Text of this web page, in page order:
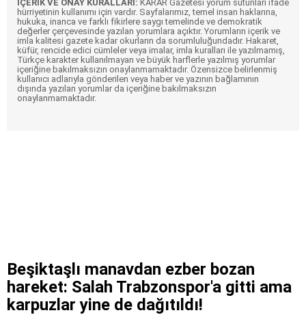
İÇERİK VE ONAY KURALLARI: KARAR Gazetesi yorum sütunları ifade
hürriyetinin kullanımı için vardır. Sayfalarımız, temel insan haklarına,
hukuka, inanca ve farklı fikirlere saygı temelinde ve demokratik
değerler çerçevesinde yazılan yorumlara açıktır. Yorumların içerik ve
imla kalitesi gazete kadar okurların da sorumluluğundadır. Hakaret,
küfür, rencide edici cümleler veya imalar, imla kuralları ile yazılmamış,
Türkçe karakter kullanılmayan ve büyük harflerle yazılmış yorumlar
içeriğine bakılmaksızın onaylanmamaktadır. Özensizce belirlenmiş
kullanıcı adlarıyla gönderilen veya haber ve yazının bağlamının
dışında yazılan yorumlar da içeriğine bakılmaksızın
onaylanmamaktadır.
Beşiktaşlı manavdan ezber bozan
hareket: Salah Trabzonspor'a gitti ama
karpuzlar yine de dağıtıldı!